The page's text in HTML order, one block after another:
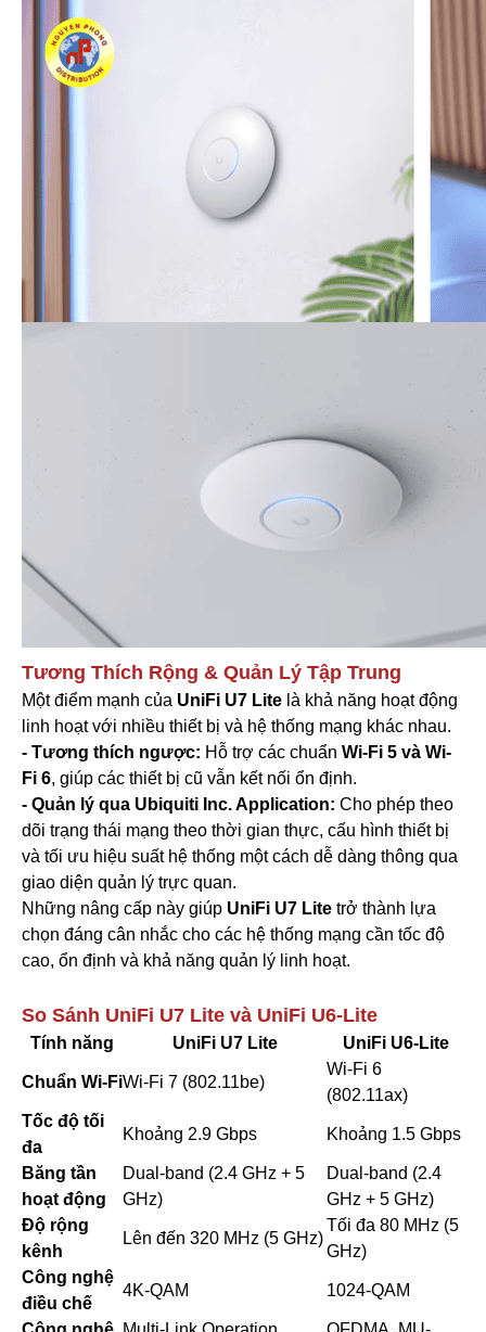
Tương Thích Rộng & Quản Lý Tập Trung
Một điểm mạnh của UniFi U7 Lite là khả năng hoạt động
linh hoạt với nhiều thiết bị và hệ thống mạng khác nhau.
- Tương thích ngược: Hỗ trợ các chuẩn Wi-Fi 5 và Wi-
Fi 6, giúp các thiết bị cũ vẫn kết nối ổn định.
- Quản lý qua Ubiquiti Inc. App lication: Cho phép theo
dõi trạng thái mạng theo thời gian thực, cấu hình thiết bị
và tối ưu hiệu suất hệ thống một cách dễ dàng thông qua
giao diện quản lý trực quan.
Những nâng cấp này giúp UniFi U7 Lite trở thành lựa
chọn đáng cân nhắc cho các hệ thống mạng cần tốc độ
cao, ổn định và khả năng quản lý linh hoạt.
So Sánh UniFi U7 Lite và UniFi U6-Lite
Tính năng UniFi U7 Lite UniFi U6-Lite
Chuẩn Wi-FiWi-Fi 7 (802.11be)
Wi-Fi 6
(802.11ax)
Tốc độ tối
đa
Khoảng 2.9 Gbps Khoảng 1.5 Gbps
Băng tần
hoạt động
Dual-band (2.4 GHz + 5
GHz)
Dual-band (2.4
GHz + 5 GHz)
Độ rộng
kênh
Lên đến 320 MHz (5 GHz)
Tối đa 80 MHz (5
GHz)
Công nghệ
điều chế
4K-QAM 1024-QAM